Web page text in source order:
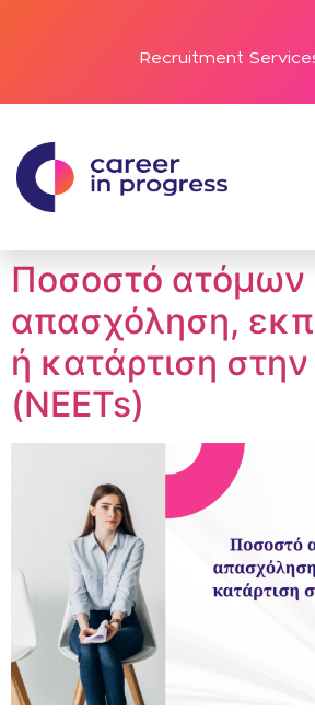
Recruitment
Ποσοστό ατόμων
απασχόληση,
ή κατάρτιση
(NEETs)